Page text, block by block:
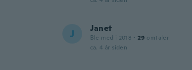
J Janet
Ble med i 2018 · 29 omtaler
ca. 4 år siden